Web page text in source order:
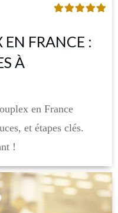
EN FRANCE :
À
en France
et étapes clés.
!